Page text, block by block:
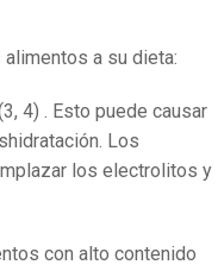
a su dieta:
4) . Esto puede causar
Los
los electrolitos y
con alto contenido